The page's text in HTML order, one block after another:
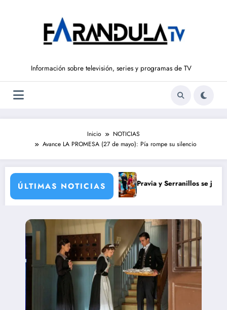
Información sobre televisión, series y programas de TV
Inicio
NOTICIAS
Avance LA PROMESA (27 de mayo): Pía rompe su silencio
ÚLTIMAS NOTICIAS
y para todos Pravia y Serranillos se juegan todo en